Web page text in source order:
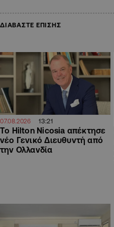
ΔΙΑΒΑΣΤΕ ΕΠΙΣΗΣ
07.08.2026 13:21
Το Hilton Nicosia απέκτησε
νέο Γενικό Διευθυντή από
την Ολλανδία